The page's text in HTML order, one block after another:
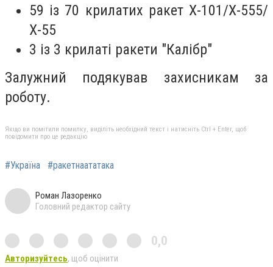
59 із 70 крилатих ракет Х-101/Х-555/
Х-55
3 із 3 крилаті ракети "Калібр"
Залужний подякував захисникам за
роботу.
Якщо ви помітили помилку, виділіть необхідний текст і натисніть Ctrl + Enter, щоб
повідомити про це редакцію
#Україна #ракетнаататака
Роман Лазоренко
Головний редактор сайту
0,0
Авторизуйтесь, щоб оцінити